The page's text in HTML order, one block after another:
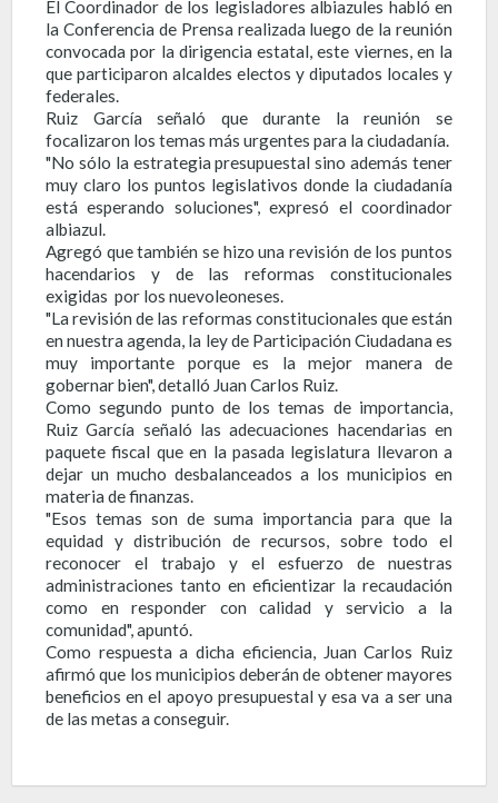
El Coordinador de los legisladores albiazules habló en
la Conferencia de Prensa realizada luego de la reunión
convocada por la dirigencia estatal, este viernes, en la
que participaron alcaldes electos y diputados locales y
federales.
Ruiz García señaló que durante la reunión se
focalizaron los temas más urgentes para la ciudadanía.
"No sólo la estrategia presupuestal sino además tener
muy claro los puntos legislativos donde la ciudadanía
está esperando soluciones", expresó el coordinador
albiazul.
Agregó que también se hizo una revisión de los puntos
hacendarios y de las reformas constitucionales
exigidas por los nuevoleoneses.
"La revisión de las reformas constitucionales que están
en nuestra agenda, la ley de Participación Ciudadana es
muy importante porque es la mejor manera de
gobernar bien", detalló Juan Carlos Ruiz.
Como segundo punto de los temas de importancia,
Ruiz García señaló las adecuaciones hacendarias en
paquete fiscal que en la pasada legislatura llevaron a
dejar un mucho desbalanceados a los municipios en
materia de finanzas.
"Esos temas son de suma importancia para que la
equidad y distribución de recursos, sobre todo el
reconocer el trabajo y el esfuerzo de nuestras
administraciones tanto en eficientizar la recaudación
como en responder con calidad y servicio a la
comunidad", apuntó.
Como respuesta a dicha eficiencia, Juan Carlos Ruiz
afirmó que los municipios deberán de obtener mayores
beneficios en el apoyo presupuestal y esa va a ser una
de las metas a conseguir.